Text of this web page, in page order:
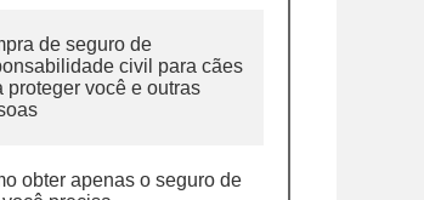
de seguro de
civil para cães
proteger você e outras
obter apenas o seguro de